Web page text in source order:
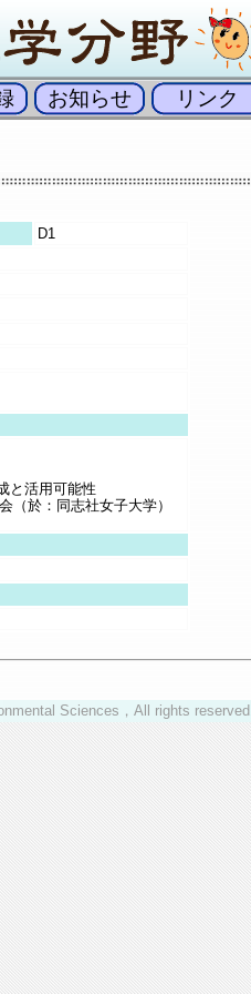
お知らせ リンク
D1
と活用可能性
於：同志社女子大学）
Sciences，All rights reserved.